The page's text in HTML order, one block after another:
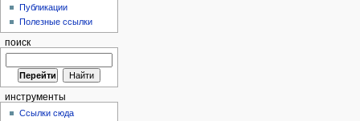
Публикации
Полезные ссылки
поиск
инструменты
Ссылки сюда